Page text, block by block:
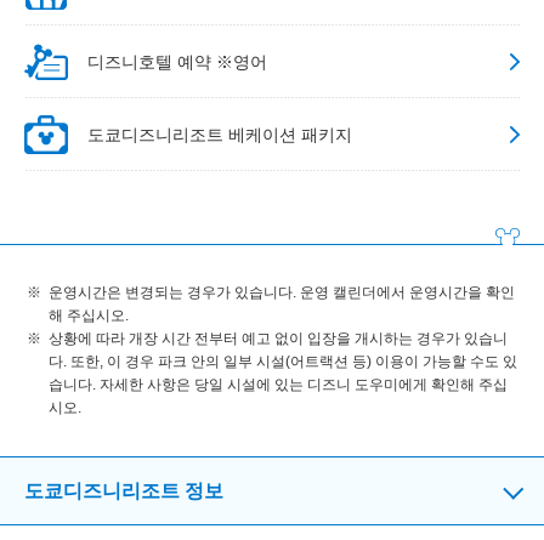
디즈니호텔 예약 ※영어
도쿄디즈니리조트 베케이션 패키지
운영시간은 변경되는 경우가 있습니다. 운영 캘린더에서 운영시간을 확인
해 주십시오.
상황에 따라 개장 시간 전부터 예고 없이 입장을 개시하는 경우가 있습니
다. 또한, 이 경우 파크 안의 일부 시설(어트랙션 등) 이용이 가능할 수도 있
습니다. 자세한 사항은 당일 시설에 있는 디즈니 도우미에게 확인해 주십
시오.
도쿄디즈니리조트 정보